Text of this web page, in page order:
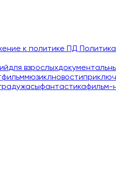
к политике ПД
для взрослых
мюзиклновости
ужасыфантастикафильм-